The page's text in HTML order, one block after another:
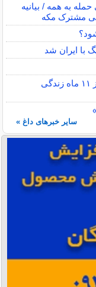
به همه / بیانیه
مشترک مکه
با ایران شد
دستگیری قاتل قهرمان کراسفیت کشور بعد از ۱۱ ماه زندگی
سایر خبرهای داغ »